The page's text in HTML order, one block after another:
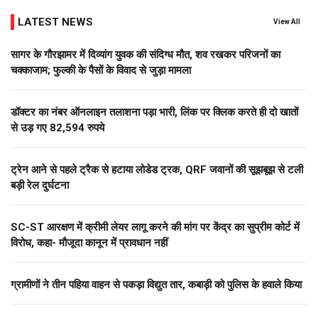
LATEST NEWS View All
सागर के गौरझामर में दिव्यांग युवक की संदिग्ध मौत, शव रखकर परिजनों का
चक्काजाम; फुल्की के पैसों के विवाद से जुड़ा मामला
डॉक्टर का नंबर ऑनलाइन तलाशना पड़ा भारी, लिंक पर क्लिक करते ही दो खातों
से उड़ गए 82,594 रुपये
ट्रेन आने से पहले ट्रैक से हटाया लोडेड ट्रक, QRF जवानों की सूझबूझ से टली
बड़ी रेल दुर्घटना
SC-ST आरक्षण में क्रीमी लेयर लागू करने की मांग पर केंद्र का सुप्रीम कोर्ट में
विरोध, कहा- मौजूदा कानून में प्रावधान नहीं
ग्रामीणों ने तीन पहिया वाहन से पकड़ा विद्युत तार, कबाड़ी को पुलिस के हवाले किया